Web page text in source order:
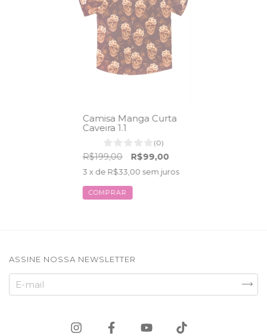
Camisa Manga Curta
Caveira 1.1
(0)
R$199,00 R$99,00
3 x de R$33,00 sem juros
COMPRAR
ASSINE NOSSA NEWSLETTER